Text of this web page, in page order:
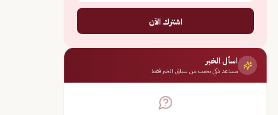
اشترك الآن
اسأل الخبر
مساعد ذكي يجيب من سياق الخبر فقط